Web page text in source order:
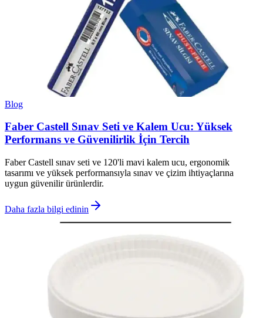
Blog
Faber Castell Sınav Seti ve Kalem Ucu: Yüksek
Performans ve Güvenilirlik İçin Tercih
Faber Castell sınav seti ve 120'li mavi kalem ucu, ergonomik
tasarımı ve yüksek performansıyla sınav ve çizim ihtiyaçlarına
uygun güvenilir ürünlerdir.
Daha fazla bilgi edinin